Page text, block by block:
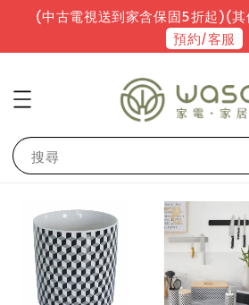
(中古電視送到家含保固5折起)(
預約/客服
搜尋